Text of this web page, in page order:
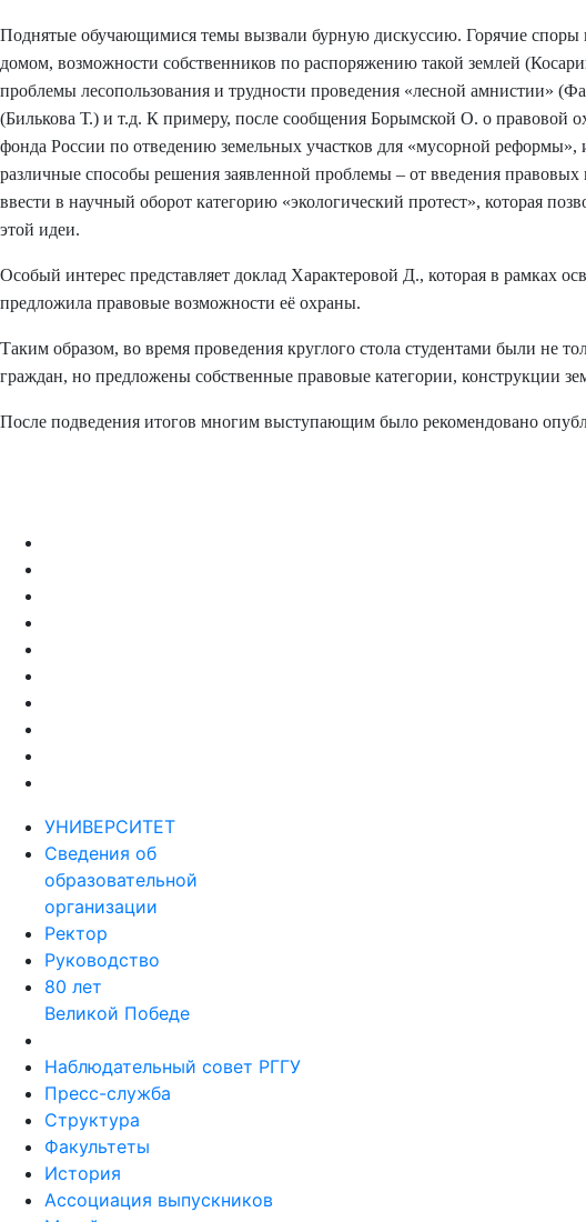
Поднятые обучающимися темы вызвали бурную дискуссию. Горячие споры
домом, возможности собственников по распоряжению такой землей
проблемы лесопользования и трудности проведения «лесной амнистии»
(Билькова Т.) и т.д. К примеру, после сообщения Борымской О. о правовой
фонда России по отведению земельных участков для «мусорной
различные способы решения заявленной проблемы – от введения
ввести в научный оборот категорию «экологический протест», которая
этой идеи.
Особый интерес представляет доклад Характеровой Д., которая в рамках
предложила правовые возможности её охраны.
Таким образом, во время проведения круглого стола студентами были не
граждан, но предложены собственные правовые категории, конструкции
После подведения итогов многим выступающим было рекомендовано
УНИВЕРСИТЕТ
Сведения об
образовательной
организации
Ректор
Руководство
80 лет
Великой Победе
Наблюдательный совет РГГУ
Пресс-служба
Структура
Факультеты
История
Ассоциация выпускников